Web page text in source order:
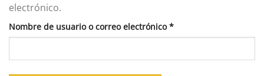
electrónico.
Nombre de usuario o correo electrónico*Obligatorio